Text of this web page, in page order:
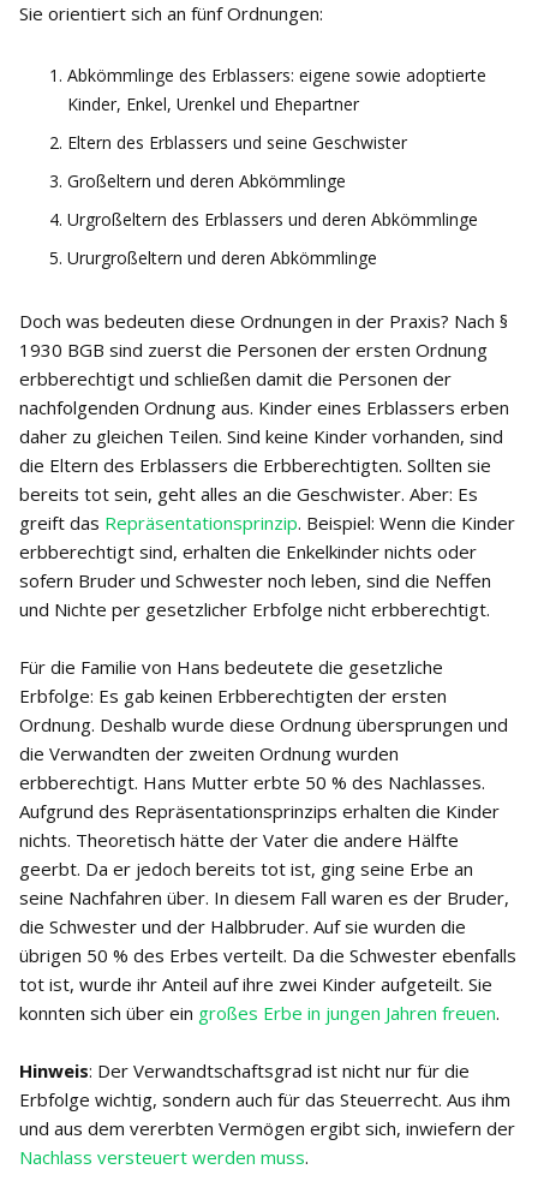
Sie orientiert sich an fünf Ordnungen:
Abkömmlinge des Erblassers: eigene sowie adoptierte
Kinder, Enkel, Urenkel und Ehepartner
Eltern des Erblassers und seine Geschwister
Großeltern und deren Abkömmlinge
Urgroßeltern des Erblassers und deren Abkömmlinge
Ururgroßeltern und deren Abkömmlinge
Doch was bedeuten diese Ordnungen in der Praxis? Nach §
1930 BGB sind zuerst die Personen der ersten Ordnung
erbberechtigt und schließen damit die Personen der
nachfolgenden Ordnung aus. Kinder eines Erblassers erben
daher zu gleichen Teilen. Sind keine Kinder vorhanden, sind
die Eltern des Erblassers die Erbberechtigten. Sollten sie
bereits tot sein, geht alles an die Geschwister. Aber: Es
greift das Repräsentationsprinzip. Beispiel: Wenn die Kinder
erbberechtigt sind, erhalten die Enkelkinder nichts oder
sofern Bruder und Schwester noch leben, sind die Neffen
und Nichte per gesetzlicher Erbfolge nicht erbberechtigt.
Für die Familie von Hans bedeutete die gesetzliche
Erbfolge: Es gab keinen Erbberechtigten der ersten
Ordnung. Deshalb wurde diese Ordnung übersprungen und
die Verwandten der zweiten Ordnung wurden
erbberechtigt. Hans Mutter erbte 50 % des Nachlasses.
Aufgrund des Repräsentationsprinzips erhalten die Kinder
nichts. Theoretisch hätte der Vater die andere Hälfte
geerbt. Da er jedoch bereits tot ist, ging seine Erbe an
seine Nachfahren über. In diesem Fall waren es der Bruder,
die Schwester und der Halbbruder. Auf sie wurden die
übrigen 50 % des Erbes verteilt. Da die Schwester ebenfalls
tot ist, wurde ihr Anteil auf ihre zwei Kinder aufgeteilt. Sie
konnten sich über ein großes Erbe in jungen Jahren freuen.
Hinweis: Der Verwandtschaftsgrad ist nicht nur für die
Erbfolge wichtig, sondern auch für das Steuerrecht. Aus ihm
und aus dem vererbten Vermögen ergibt sich, inwiefern der
Nachlass versteuert werden muss.